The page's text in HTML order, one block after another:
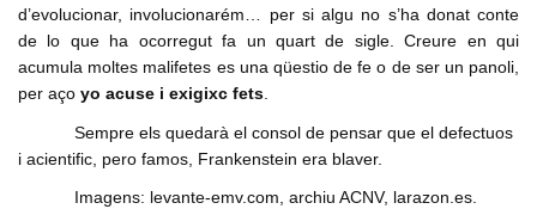
d’evolucionar, involucionarém… per si algu no s’ha donat conte
de lo que ha ocorregut fa un quart de sigle. Creure en qui
acumula moltes malifetes es una qüestio de fe o de ser un panoli,
per aço yo acuse i exigixc fets.
Sempre els quedarà el consol de pensar que el defectuos
i acientific, pero famos, Frankenstein era blaver.
Imagens: levante-emv.com, archiu ACNV, larazon.es.